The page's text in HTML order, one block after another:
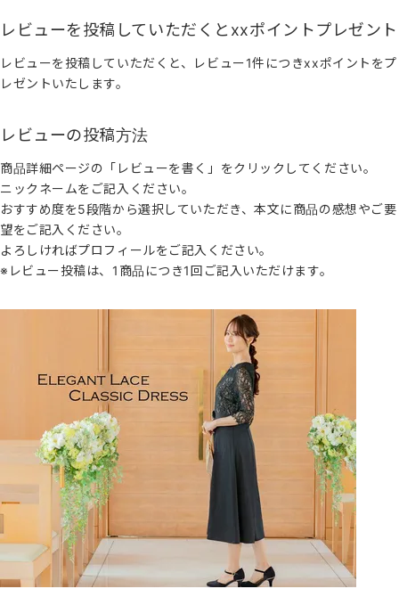
レビューを投稿していただくとxxポイントプレゼント
レビューを投稿していただくと、レビュー1件につきxxポイントをプ
レゼントいたします。
レビューの投稿方法
商品詳細ページの「レビューを書く」をクリックしてください。
ニックネームをご記入ください。
おすすめ度を5段階から選択していただき、本文に商品の感想やご要
望をご記入ください。
よろしければプロフィールをご記入ください。
※レビュー投稿は、1商品につき1回ご記入いただけます。